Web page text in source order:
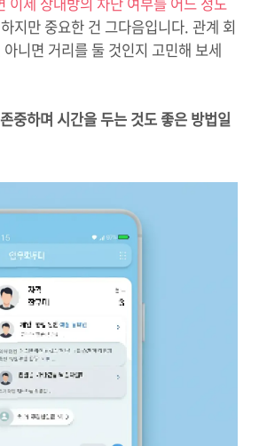
지만 중요한 건 그다음입니다. 관계 회
니면 거리를 둘 것인지 고민해 보세
중하며 시간을 두는 것도 좋은 방법일